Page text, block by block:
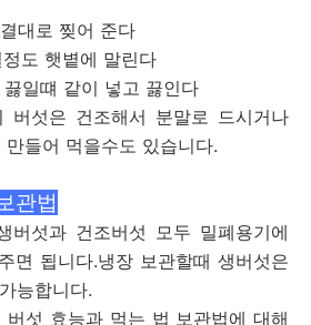
대로 찢어 준다
도 햇볕에 말린다
일떄 같이 넣고 끓인다
버섯은 건조해서 분말로 드시거나
만들어 먹을수도 있습니다.
관법
버섯과 건조버섯 모두 밀폐용기에
면 됩니다.냉장 보관할때 생버섯은
능합니다.
버섯 효능과 먹는 법 보관법에 대해